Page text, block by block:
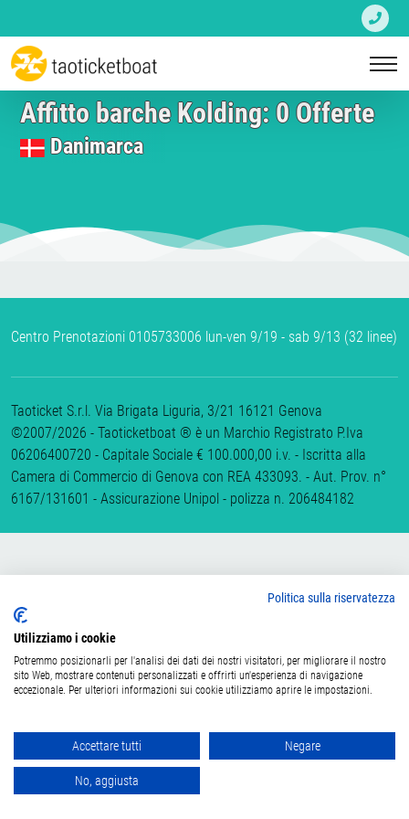
Affitto barche Kolding: 0 Offerte
Danimarca
Centro Prenotazioni 0105733006 lun-ven 9/19 - sab 9/13 (32 linee)
Taoticket S.r.l. Via Brigata Liguria, 3/21 16121 Genova
©2007/2026 - Taoticketboat ® è un Marchio Registrato P.Iva
06206400720 - Capitale Sociale € 100.000,00 i.v. - Iscritta alla
Camera di Commercio di Genova con REA 433093. - Aut. Prov. n°
6167/131601 - Assicurazione Unipol - polizza n. 206484182
Politica sulla riservatezza
Utilizziamo i cookie
Potremmo posizionarli per l'analisi dei dati dei nostri visitatori, per migliorare il nostro
sito Web, mostrare contenuti personalizzati e offrirti un'esperienza di navigazione
eccezionale. Per ulteriori informazioni sui cookie utilizziamo aprire le impostazioni.
Accettare tutti Negare
No, aggiusta